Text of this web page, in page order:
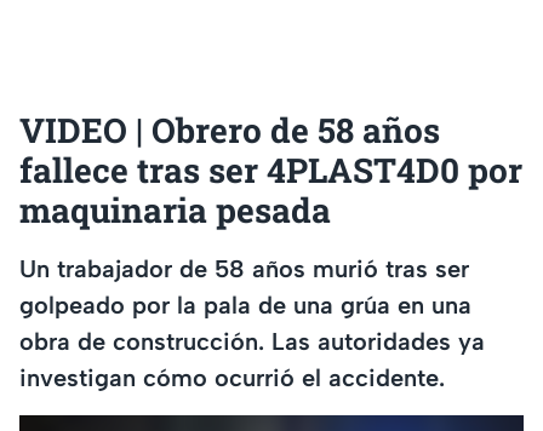
VIDEO | Obrero de 58 años
fallece tras ser 4PLAST4D0 por
maquinaria pesada
Un trabajador de 58 años murió tras ser
golpeado por la pala de una grúa en una
obra de construcción. Las autoridades ya
investigan cómo ocurrió el accidente.